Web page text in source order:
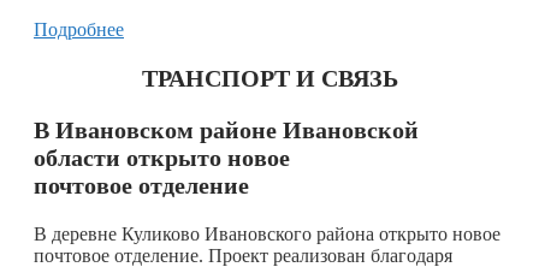
Подробнее
ТРАНСПОРТ И СВЯЗЬ
В Ивановском районе Ивановской
области открыто новое
почтовое отделение
В деревне Куликово Ивановского района открыто новое
почтовое отделение. Проект реализован благодаря